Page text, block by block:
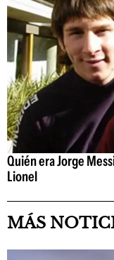
Quién era Jorge
Lionel
MÁS